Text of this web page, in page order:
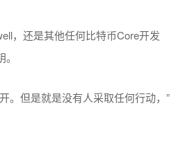
，还是其他任何比特币Core开发
。但是就是没有人采取任何行动，”